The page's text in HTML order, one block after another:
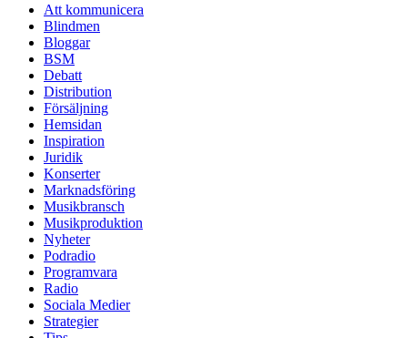
Att kommunicera
Blindmen
Bloggar
BSM
Debatt
Distribution
Försäljning
Hemsidan
Inspiration
Juridik
Konserter
Marknadsföring
Musikbransch
Musikproduktion
Nyheter
Podradio
Programvara
Radio
Sociala Medier
Strategier